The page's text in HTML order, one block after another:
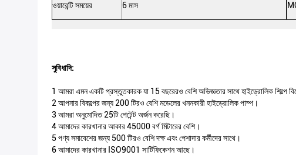
ওয়ারেন্টি সময়ের 6 মাস
সুবিধাদি:
1 আমরা এমন একটি প্রস্তুতকারক যা 15 বছরেরও বেশি অভিজ্ঞতার সাথে হাইড্রোলিক শিল্পে
2 আপনার বিকল্পের জন্য 200 টিরও বেশি মডেলের খননকারী হাইড্রোলিক পাম্প।
3 আমরা অনুমোদিত 25টি পেটেন্ট অর্জন করেছি।
4 আমাদের কারখানার আকার 45000 বর্গ মিটারের বেশি।
5 পণ্য সমাবেশের জন্য 500 টিরও বেশি দক্ষ এবং পেশাদার কর্মীদের সাথে।
6 আমাদের কারখানার ISO9001 সার্টিফিকেশন আছে।